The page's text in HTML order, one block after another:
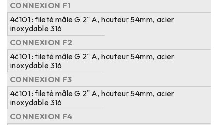
CONNEXION F1
46101 : fileté mâle G 2" A, hauteur 54mm, acier
inoxydable 316
CONNEXION F2
46101 : fileté mâle G 2" A, hauteur 54mm, acier
inoxydable 316
CONNEXION F3
46101 : fileté mâle G 2" A, hauteur 54mm, acier
inoxydable 316
CONNEXION F4